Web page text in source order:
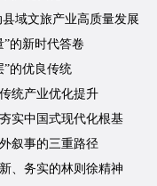
域文旅产业高质量发展
的新时代答卷
”的优良传统
统产业优化提升
实中国式现代化根基
叙事的三重路径
、务实的林则徐精神